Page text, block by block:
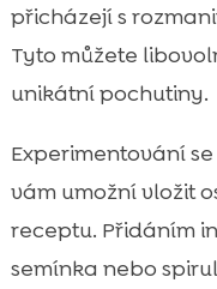
přicházejí s
Tyto můžete
unikátní pochutiny.
Experimentování
vám umožní vložit
receptu. Přidáním
semínka nebo